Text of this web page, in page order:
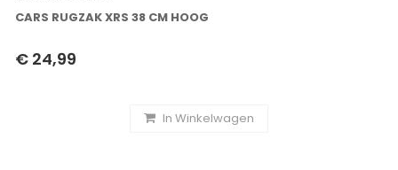
CARS RUGZAK XRS 38 CM HOOG
€ 24,99
In Winkelwagen